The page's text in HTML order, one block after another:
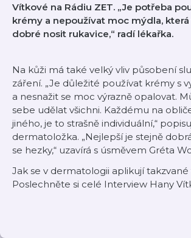
Vítkové na Rádiu ZET. „Je potřeba
krémy a nepoužívat moc mýdla, která
dobré nosit rukavice,“ radí lékařka.
Na kůži má také velký vliv působení
záření. „Je důležité používat krémy s
a nesnažit se moc výrazně opalovat.
sebe udělat všichni. Každému na
jiného, je to strašně individuální,“
dermatoložka. „Nejlepší je stejně
se hezky,“ uzavírá s úsměvem Gréta
Jak se v dermatologii aplikují takzvané
Poslechněte si celé Interview Hany